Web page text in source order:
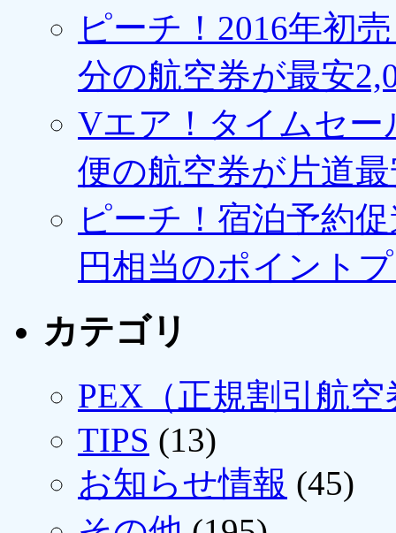
ピーチ！2016年初
分の航空券が最安
Vエア！タイムセー
便の航空券が片道最
ピーチ！宿泊予約
円相当のポイント
カテゴリ
PEX（正規割引航空
TIPS (13)
お知らせ情報 (45)